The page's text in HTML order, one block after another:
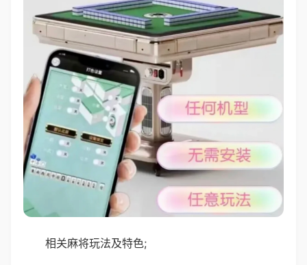
相关麻将玩法及特色;